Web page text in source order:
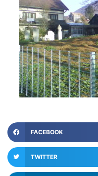
FACEBOOK
TWITTER